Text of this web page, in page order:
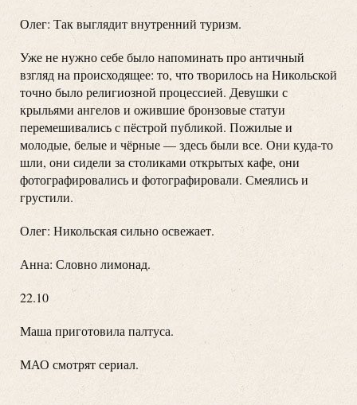
Олег: Так выглядит внутренний туризм.
Уже не нужно себе было напоминать про античный
взгляд на происходящее: то, что творилось на Никольской
точно было религиозной процессией. Девушки с
крыльями ангелов и ожившие бронзовые статуи
перемешивались с пёстрой публикой. Пожилые и
молодые, белые и чёрные — здесь были все. Они куда-то
шли, они сидели за столиками открытых кафе, они
фотографировались и фотографировали. Смеялись и
грустили.
Олег: Никольская сильно освежает.
Анна: Словно лимонад.
22.10
Маша приготовила палтуса.
МАО смотрят сериал.